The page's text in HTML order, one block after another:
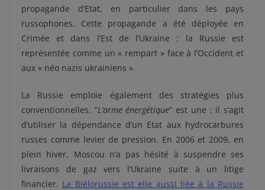
propagande d’Etat, en particulier dans les pays
russophones. Cette propagande a été déployée en
Crimée et dans l’Est de l’Ukraine : la Russie est
représentée comme un « rempart » face à l’Occident et
aux « néo nazis ukrainiens ».
La Russie emploie également des stratégies plus
conventionnelles. “L’arme énergétique” est une : il s’agit
d’utiliser la dépendance d’un Etat aux hydrocarbures
russes comme levier de pression. En 2006 et 2009, en
plein hiver, Moscou n’a pas hésité à suspendre ses
livraisons de gaz vers l’Ukraine suite à un litige
financier. La Biélorussie est elle aussi liée à la Russie